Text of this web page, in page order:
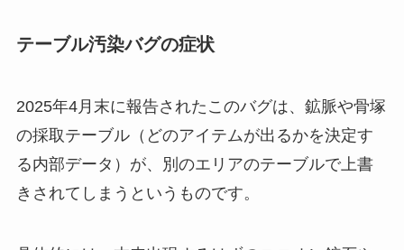
テーブル汚染バグの症状
2025年4月末に報告されたこのバグは、鉱脈や骨塚
の採取テーブル（どのアイテムが出るかを決定す
る内部データ）が、別のエリアのテーブルで上書
きされてしまうというものです。